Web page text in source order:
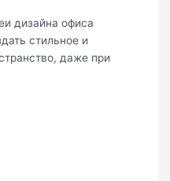
дизайна офиса
стильное и
даже при